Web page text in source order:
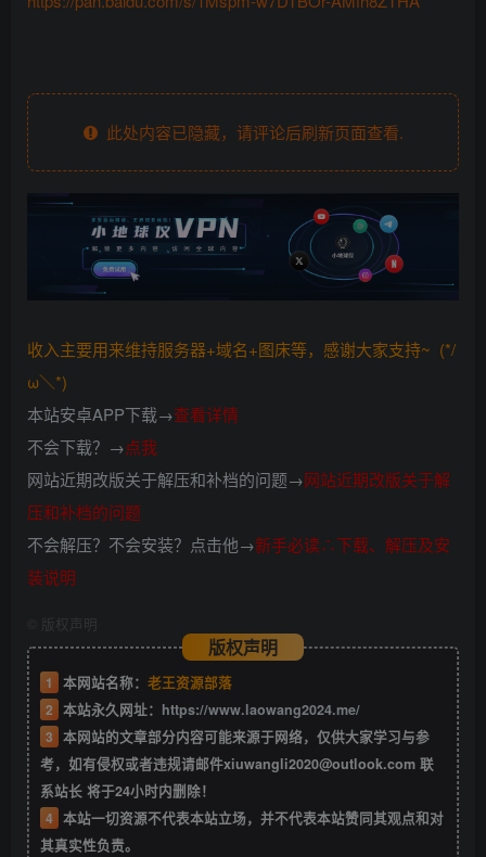
此处内容已隐藏，请评论后刷新页面查看.
收入主要用来维持服务器+域名+图床等，感谢大家支持~ (*/
ω＼*)
本站安卓APP下载→查看详情
不会下载？→点我
网站近期改版关于解压和补档的问题→网站近期改版关于解
压和补档的问题
不会解压？不会安装？点击他→新手必读∴下载、解压及安
装说明
版权声明
版权声明
1 本网站名称： 老王资源部落
2 本站永久网址： https://www.laowang2024.me/
3 本网站的文章部分内容可能来源于网络，仅供大家学习与参
考，如有侵权或者违规请邮件xiuwangli2020@outlook.com 联
系站长 将于24小时内删除！
4 本站一切资源不代表本站立场，并不代表本站赞同其观点和对
其真实性负责。